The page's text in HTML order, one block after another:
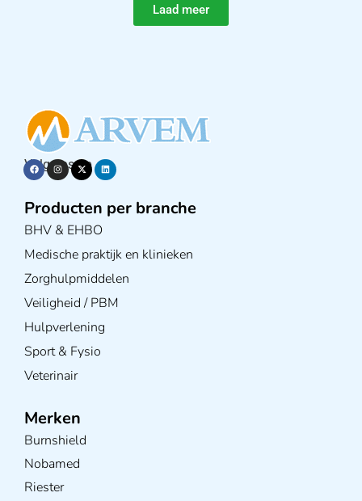
Laad meer
Volg ons op
Producten per branche
BHV & EHBO
Medische praktijk en klinieken
Zorghulpmiddelen
Veiligheid / PBM
Hulpverlening
Sport & Fysio
Veterinair
Merken
Burnshield
Nobamed
Riester